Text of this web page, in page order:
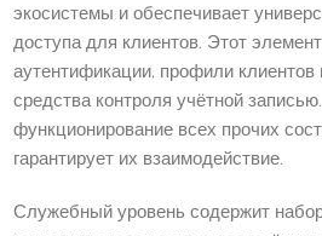
экосистемы и обеспечивает
доступа для клиентов. Этот
аутентификации, профили
средства контроля учётной
функционирование всех прочих
гарантирует их взаимодействие.
Служебный уровень содержит